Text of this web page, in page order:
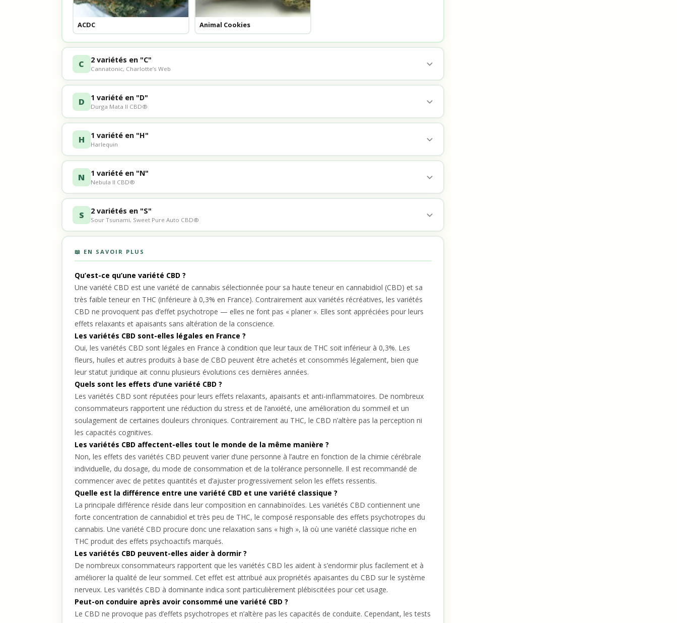
ACDC Animal Cookies
C 2 variétés en "C"
Cannatonic, Charlotte’s Web
D 1 variété en "D"
Durga Mata II CBD®
H 1 variété en "H"
Harlequin
N 1 variété en "N"
Nebula II CBD®
S 2 variétés en "S"
Sour Tsunami, Sweet Pure Auto CBD®
📖 EN SAVOIR PLUS
Qu’est-ce qu’une variété CBD ?
Une variété CBD est une variété de cannabis sélectionnée pour sa haute teneur en cannabidiol (CBD) et sa
très faible teneur en THC (inférieure à 0,3% en France). Contrairement aux variétés récréatives, les variétés
CBD ne provoquent pas d’effet psychotrope — elles ne font pas « planer ». Elles sont appréciées pour leurs
effets relaxants et apaisants sans altération de la conscience.
Les variétés CBD sont-elles légales en France ?
Oui, les variétés CBD sont légales en France à condition que leur taux de THC soit inférieur à 0,3%. Les
fleurs, huiles et autres produits à base de CBD peuvent être achetés et consommés légalement, bien que
leur statut juridique ait connu plusieurs évolutions ces dernières années.
Quels sont les effets d’une variété CBD ?
Les variétés CBD sont réputées pour leurs effets relaxants, apaisants et anti-inflammatoires. De nombreux
consommateurs rapportent une réduction du stress et de l’anxiété, une amélioration du sommeil et un
soulagement de certaines douleurs chroniques. Contrairement au THC, le CBD n’altère pas la perception ni
les capacités cognitives.
Les variétés CBD affectent-elles tout le monde de la même manière ?
Non, les effets des variétés CBD peuvent varier d’une personne à l’autre en fonction de la chimie cérébrale
individuelle, du dosage, du mode de consommation et de la tolérance personnelle. Il est recommandé de
commencer avec de petites quantités et d’ajuster progressivement selon les effets ressentis.
Quelle est la différence entre une variété CBD et une variété classique ?
La principale différence réside dans leur composition en cannabinoïdes. Les variétés CBD contiennent une
forte concentration de cannabidiol et très peu de THC, le composé responsable des effets psychotropes du
cannabis. Une variété CBD procure donc une relaxation sans « high », là où une variété classique riche en
THC produit des effets psychoactifs marqués.
Les variétés CBD peuvent-elles aider à dormir ?
De nombreux consommateurs rapportent que les variétés CBD les aident à s’endormir plus facilement et à
améliorer la qualité de leur sommeil. Cet effet est attribué aux propriétés apaisantes du CBD sur le système
nerveux. Les variétés CBD à dominante indica sont particulièrement plébiscitées pour cet usage.
Peut-on conduire après avoir consommé une variété CBD ?
Le CBD ne provoque pas d’effets psychotropes et n’altère pas les capacités de conduite. Cependant, les tests